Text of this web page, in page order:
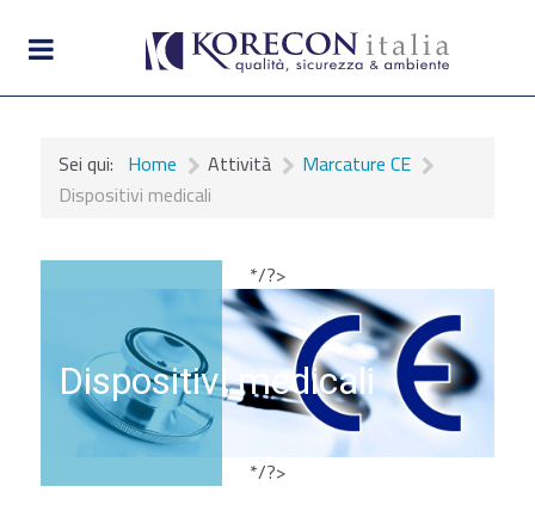
Sei qui: Home Attività
Marcature CE
Dispositivi medicali
Dispositivi medicali
*/?>
*/?>